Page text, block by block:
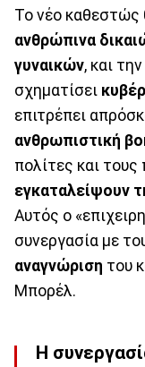
Το νέο καθεστώς
ανθρώπινα
γυναικών, και την
σχηματίσει
επιτρέπει
ανθρωπιστική
πολίτες και τους
εγκαταλείψουν
Αυτός ο
συνεργασία με
αναγνώριση του
Μπορέλ.
Η